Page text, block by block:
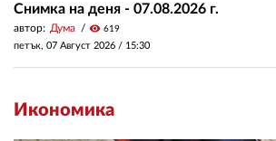
Снимка на деня - 07.08.2026 г.
автор: Дума visibility 619
петък, 07 Август 2026 / 15:30
Икономика